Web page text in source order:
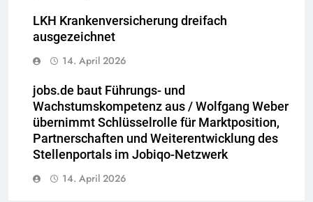
LKH Krankenversicherung dreifach
ausgezeichnet
14. April 2026
jobs.de baut Führungs- und
Wachstumskompetenz aus / Wolfgang Weber
übernimmt Schlüsselrolle für Marktposition,
Partnerschaften und Weiterentwicklung des
Stellenportals im Jobiqo-Netzwerk
14. April 2026